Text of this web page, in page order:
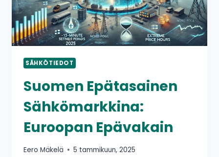
SÄHKÖTIEDOT
Suomen Epätasainen
Sähkömarkkina:
Euroopan Epävakain
Eero Mäkelä 5 tammikuun, 2025